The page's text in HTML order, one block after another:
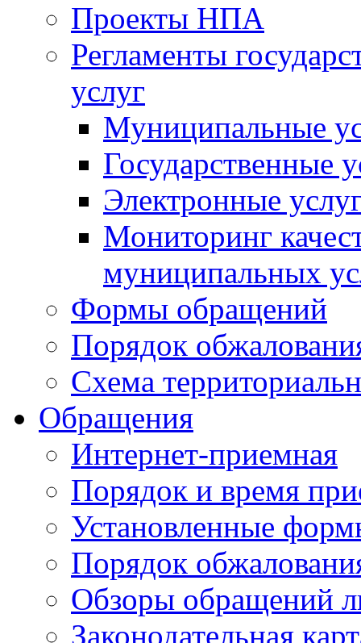
Проекты НПА
Регламенты
услуг
Муниципальные
Государственные
Электронные
Мониторинг
муниципальных
Формы обращений
Порядок
Схема
Обращения
Интернет-приемная
Порядок и время
Установленные
Порядок
Обзоры обращений
Законодательная